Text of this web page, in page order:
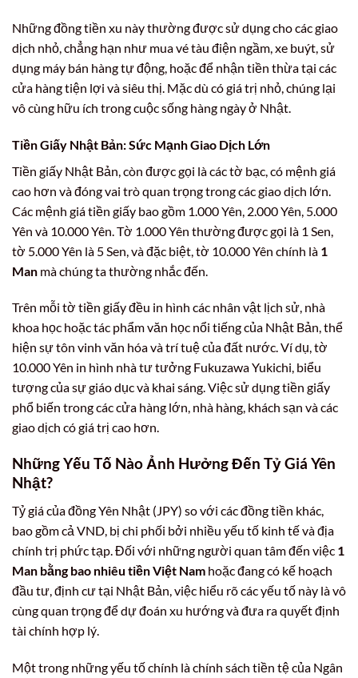
Những đồng tiền xu này thường được sử dụng cho các giao
dịch nhỏ, chẳng hạn như mua vé tàu điện ngầm, xe buýt, sử
dụng máy bán hàng tự động, hoặc để nhận tiền thừa tại các
cửa hàng tiện lợi và siêu thị. Mặc dù có giá trị nhỏ, chúng lại
vô cùng hữu ích trong cuộc sống hàng ngày ở Nhật.
Tiền Giấy Nhật Bản: Sức Mạnh Giao Dịch Lớn
Tiền giấy Nhật Bản, còn được gọi là các tờ bạc, có mệnh giá
cao hơn và đóng vai trò quan trọng trong các giao dịch lớn.
Các mệnh giá tiền giấy bao gồm 1.000 Yên, 2.000 Yên, 5.000
Yên và 10.000 Yên. Tờ 1.000 Yên thường được gọi là 1 Sen,
tờ 5.000 Yên là 5 Sen, và đặc biệt, tờ 10.000 Yên chính là 1
Man mà chúng ta thường nhắc đến.
Trên mỗi tờ tiền giấy đều in hình các nhân vật lịch sử, nhà
khoa học hoặc tác phẩm văn học nổi tiếng của Nhật Bản, thể
hiện sự tôn vinh văn hóa và trí tuệ của đất nước. Ví dụ, tờ
10.000 Yên in hình nhà tư tưởng Fukuzawa Yukichi, biểu
tượng của sự giáo dục và khai sáng. Việc sử dụng tiền giấy
phổ biến trong các cửa hàng lớn, nhà hàng, khách sạn và các
giao dịch có giá trị cao hơn.
Những Yếu Tố Nào Ảnh Hưởng Đến Tỷ Giá Yên
Nhật?
Tỷ giá của đồng Yên Nhật (JPY) so với các đồng tiền khác,
bao gồm cả VND, bị chi phối bởi nhiều yếu tố kinh tế và địa
chính trị phức tạp. Đối với những người quan tâm đến việc 1
Man bằng bao nhiêu tiền Việt Nam hoặc đang có kế hoạch
đầu tư, định cư tại Nhật Bản, việc hiểu rõ các yếu tố này là vô
cùng quan trọng để dự đoán xu hướng và đưa ra quyết định
tài chính hợp lý.
Một trong những yếu tố chính là chính sách tiền tệ của Ngân